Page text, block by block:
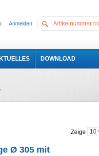
Anmelden
DOWNLOAD
Zeige
Ø 305 mit